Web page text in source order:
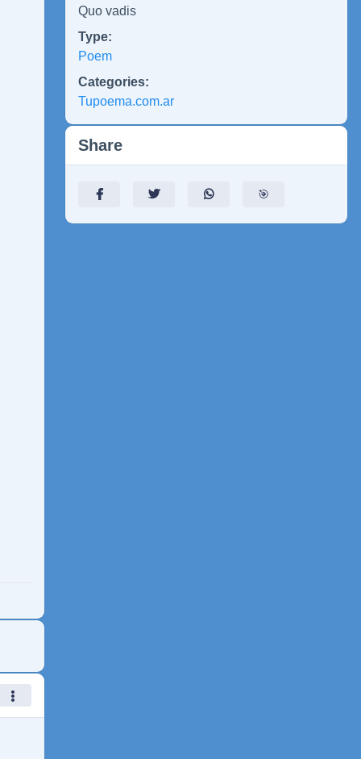
Quo vadis
Type:
Poem
Categories:
Tupoema.com.ar
Share
🎯